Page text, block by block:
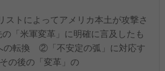
ストによってアメリカ本土が攻撃さ
「米軍変革」に明確に言及したも
の転換 ②「不安定の弧」に対応す
の後の「変革」の